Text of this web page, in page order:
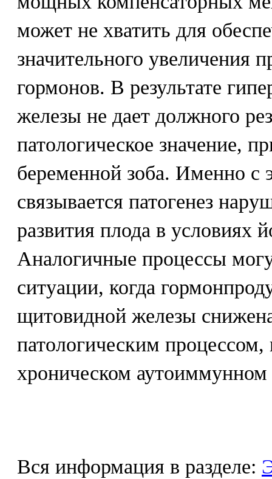
может не хватить для
значительного увеличения
гормонов. В результате
железы не дает должного
патологическое значение,
беременной зоба. Именно с
связывается патогенез
развития плода в условиях
Аналогичные процессы
ситуации, когда
щитовидной железы
патологическим
хроническом аутоиммунном
Вся информация в разделе: